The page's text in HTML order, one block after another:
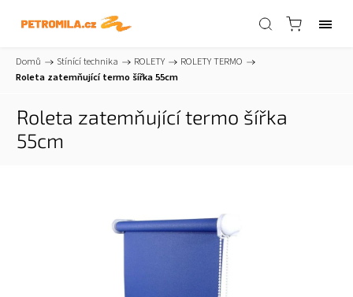
Domů / Stínící technika / ROLETY / ROLETY TERMO /
Roleta zatemňující termo šířka 55cm
Roleta zatemňující termo šířka
55cm